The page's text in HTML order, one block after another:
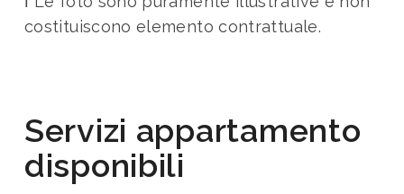
costituiscono elemento contrattuale.
Servizi appartamento
disponibili